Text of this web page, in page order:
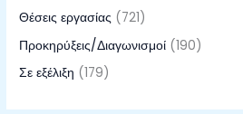
Θέσεις εργασίας (721)
Προκηρύξεις/Διαγωνισμοί (190)
Σε εξέλιξη (179)